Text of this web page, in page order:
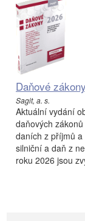
Daňové
Sagit, a. s.
Aktuální vydání
daňových
daních z příjmů a
silniční a daň z
roku 2026 jsou